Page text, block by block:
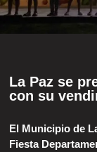
La Paz se
con su
El Municipio de
Fiesta